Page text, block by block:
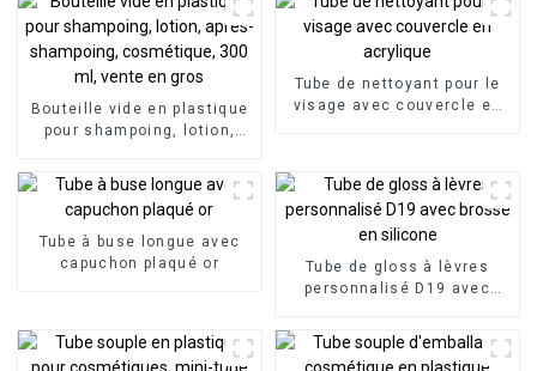
Bouteille vide en plastique
pour shampoing, lotion,
cosmétique, 300 ml, vente
en gros
Tube de nettoyant pour le
visage avec couvercle en
Tube à buse longue avec
capuchon plaqué or
Tube de gloss à lèvres
personnalisé D19 avec